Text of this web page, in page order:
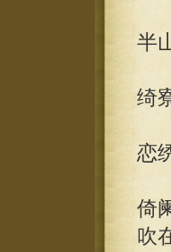
半
绮
恋
倚
吹